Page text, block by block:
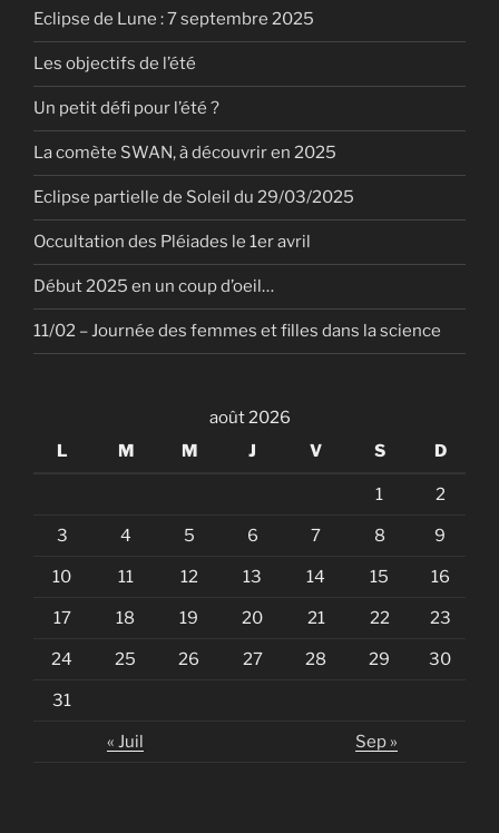
Eclipse de Lune : 7 septembre 2025
Les objectifs de l’été
Un petit défi pour l’été ?
La comète SWAN, à découvrir en 2025
Eclipse partielle de Soleil du 29/03/2025
Occultation des Pléiades le 1er avril
Début 2025 en un coup d’oeil…
11/02 – Journée des femmes et filles dans la science
août 2026
L
M M J V S D
1 2
3 4 5 6 7 8 9
10 11 12 13 14 15 16
17 18 19 20 21 22 23
24 25 26 27 28 29 30
31
« Juil Sep »